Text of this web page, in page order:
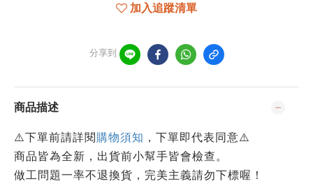
加入追蹤清單
分享到
商品描述
⚠️下單前請詳閱 購物須知 ，下單即代表同意⚠️
商品皆為全新，出貨前小幫手皆會檢查。
做工問題一率不退換貨，完美主義請勿下標喔！